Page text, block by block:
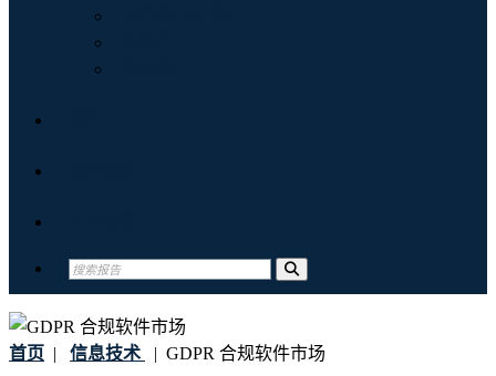
首页 | 信息技术 | GDPR 合规软件市场